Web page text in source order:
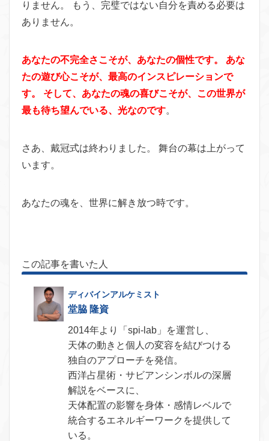
りません。 もう、完璧ではない自分を責める必要は
ありません。
あなたの不完全さこそが、あなたの個性です。 あな
たの遊び心こそが、最高のインスピレーションで
す。 そして、あなたの魂の喜びこそが、この世界が
最も待ち望んでいる、光なのです。
さあ、戴冠式は終わりました。 舞台の幕は上がって
います。
あなたの魂を、世界に解き放つ時です。
この記事を書いた人
堂脇 隆資
2014年より「spi-lab」を運営し、
天体の動きと個人の変容を結びつける
独自のアプローチを発信。
西洋占星術・サビアンシンボルの深層
解説をベースに、
天体配置の影響を身体・感情レベルで
統合するエネルギーワークを提供して
いる。